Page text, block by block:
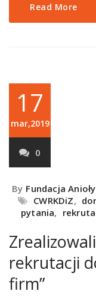
Read More
17
mar,2019
0
By Fundacja
CWRKDiZ,
pytania,
rekrutacji
firm”